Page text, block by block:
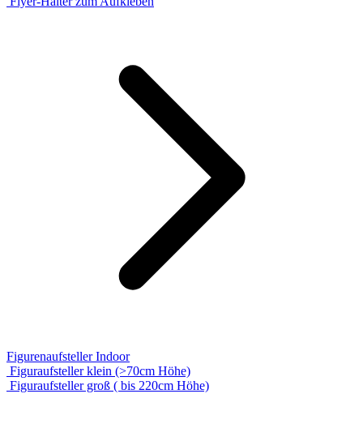
Figurenaufsteller Indoor
Figuraufsteller klein (>70cm Höhe)
Figuraufsteller groß ( bis 220cm Höhe)